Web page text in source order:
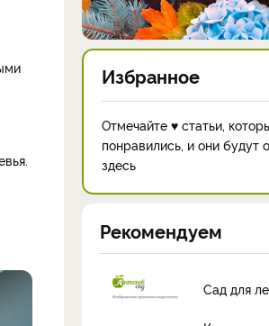
Избранное
Отмечайте ♥ статьи,
понравились, и они будут
здесь
Рекомендуем
Сад для